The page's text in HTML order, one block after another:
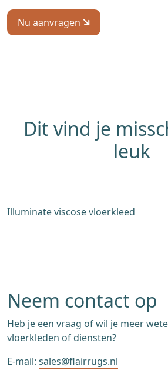
Nu aanvragen
Dit vind je
leuk
Illuminate viscose vloerkleed
Neem contact op
Heb je een vraag of wil je meer
vloerkleden of diensten?
E-mail: sales@flairrugs.nl